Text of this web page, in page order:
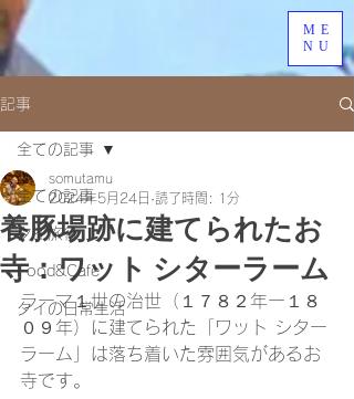
ME
NU
記事
全ての記事
タイ旅行
Food&Cafe
タイの日常生活
全ての記事
養豚場跡に建てられたお
寺：ワット シターラーム
somutamu
2024年5月24日 読了時間: 1分
ラーマ１世の治世（１７８２年ー１８
０９年）に建てられた「ワット シター
ラーム」は落ち着いた雰囲気があるお
寺です。